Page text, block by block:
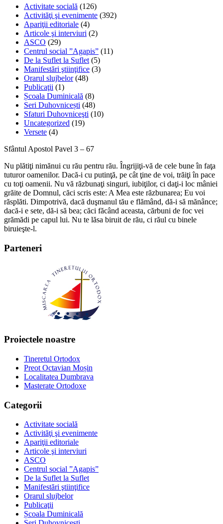
Activitate socială (126)
Activităţi şi evenimente (392)
Apariţii editoriale (4)
Articole şi interviuri (2)
ASCO (29)
Centrul social ”Agapis” (11)
De la Suflet la Suflet (5)
Manifestări ştiinţifice (3)
Orarul slujbelor(48)
Publicaţii (1)
Școala Duminicală (8)
Seri Duhovnicești (48)
Sfaturi Duhovniceşti (10)
Uncategorized (19)
Versete (4)
Sfântul Apostol Pavel 3 – 67
Nu plătiţi nimănui cu rău pentru rău. Îngrijiţi-vă de cele bune în faţa
tuturor oamenilor. Dacă-i cu putinţă, pe cât ţine de voi, trăiţi în pace
cu toţi oamenii. Nu vă răzbunaţi singuri, iubiţilor, ci daţi-i loc mâniei
grăite de Domnul, căci scris este: A Mea este răzbunarea; Eu voi
răsplăti. Dimpotrivă, dacă duşmanul tău e flămând, dă-i să mănânce;
dacă-i e sete, dă-i să bea; căci făcând aceasta, cărbuni de foc vei
grămădi pe capul lui. Nu te lăsa biruit de rău, ci răul cu binele
biruieşte-l.
Parteneri
Proiectele noastre
Tineretul Ortodox
Preot Octavian Moșin
Localitatea Dumbrava
Masterate Ortodoxe
Categorii
Activitate socială
Activităţi şi evenimente
Apariţii editoriale
Articole şi interviuri
ASCO
Centrul social ”Agapis”
De la Suflet la Suflet
Manifestări ştiinţifice
Orarul slujbelor
Publicaţii
Școala Duminicală